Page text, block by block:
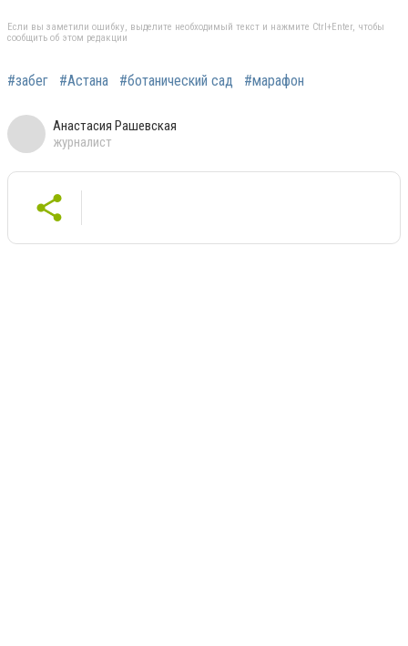
Если вы заметили ошибку, выделите необходимый текст и нажмите Ctrl+Enter, чтобы
сообщить об этом редакции
#забег #Астана #ботанический сад #марафон
Анастасия Рашевская
журналист